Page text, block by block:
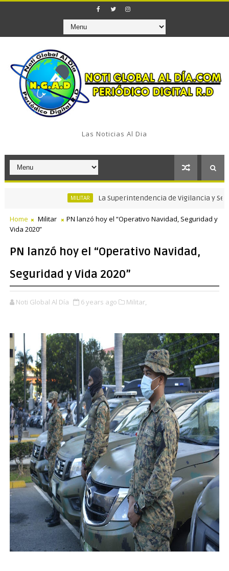
Las Noticias Al Dia
La Superintendencia de Vigilancia y
Home Militar
PN lanzó hoy el “Operativo Navidad, Seguridad y
Vida 2020”
PN lanzó hoy el “Operativo Navidad,
Seguridad y Vida 2020”
Noti Global Al Día 6 years ago Militar,